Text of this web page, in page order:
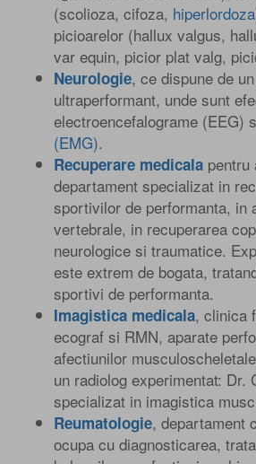
Dr. ALEXANDRU
Medic primar de
(scolioza, cifoza, hiperlordoza
picioarelor (hallux valgus,
var equin, picior plat valg,
Neurologie, ce dispune de
ultraperformant, unde sunt
electroencefalograme (EEG)
(EMG).
Recuperare medicala pentru
departament specializat in
sportivilor de performanta, in
vertebrale, in recuperarea
neurologice si traumatice.
este extrem de bogata,
sportivi de performanta.
Imagistica medicala, clinica
ecograf si RMN, aparate
afectiunilor
un radiolog experimentat: Dr.
specializat in imagistica
Reumatologie, departament
ocupa cu diagnosticarea,